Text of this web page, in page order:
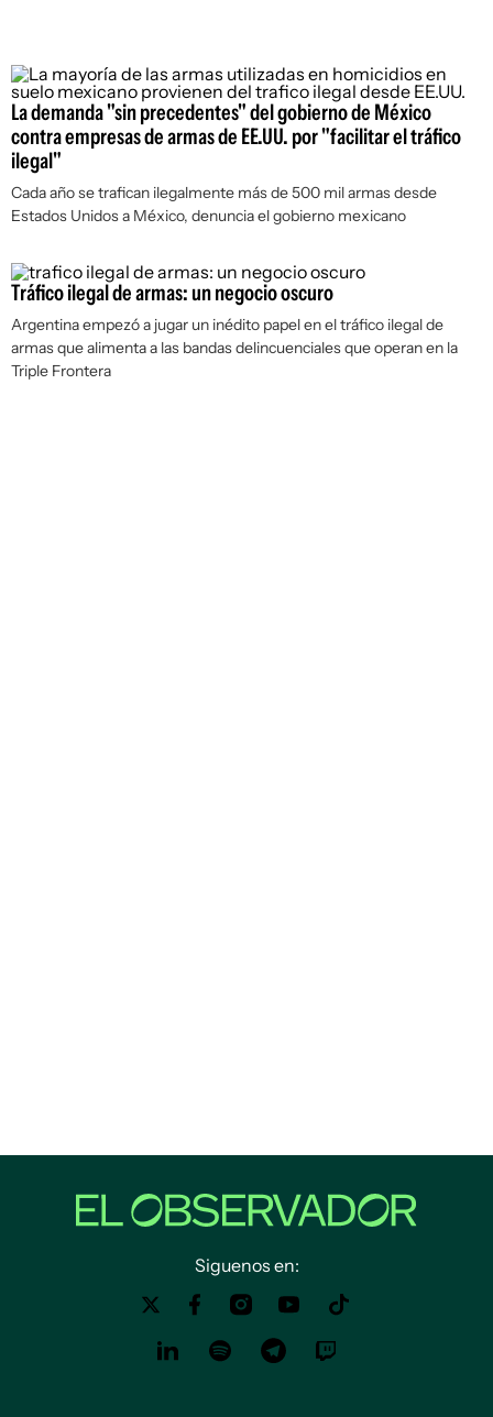
La demanda "sin precedentes" del gobierno de México
contra empresas de armas de EE.UU. por "facilitar el tráfico
ilegal"
Cada año se trafican ilegalmente más de 500 mil armas desde
Estados Unidos a México, denuncia el gobierno mexicano
Tráfico ilegal de armas: un negocio oscuro
Argentina empezó a jugar un inédito papel en el tráfico ilegal de
armas que alimenta a las bandas delincuenciales que operan en la
Triple Frontera
Siguenos en: